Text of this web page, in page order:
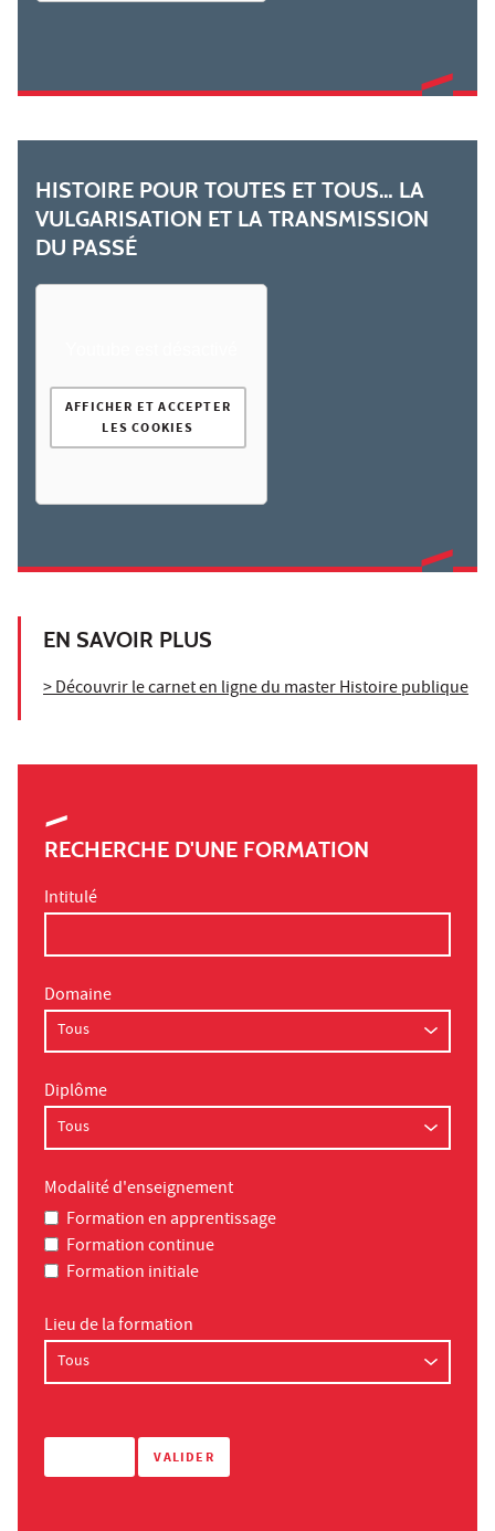
HISTOIRE POUR TOUTES ET TOUS… LA
VULGARISATION ET LA TRANSMISSION
DU PASSÉ
AFFICHER ET ACCEPTER
LES COOKIES
EN SAVOIR PLUS
> Découvrir le carnet en ligne du master Histoire publique
RECHERCHE D'UNE FORMATION
Intitulé
Domaine
Diplôme
Modalité d'enseignement
Formation en apprentissage
Formation continue
Formation initiale
Lieu de la formation